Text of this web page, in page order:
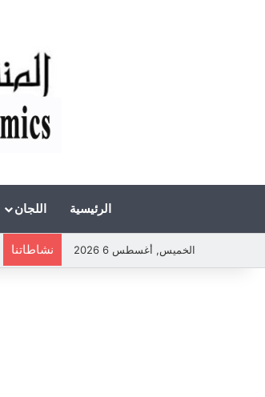
الرئيسية اللجان
الخميس, أغسطس 6 2026 نشاطاتنا